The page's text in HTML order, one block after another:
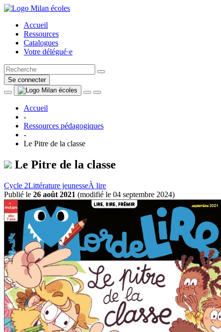
Accueil
Ressources
Catalogues
Votre délégué·e
Se connecter
Accueil
-
Ressources pédagogiques
-
Le Pitre de la classe
Le Pitre de la classe
Cycle 2Littérature jeunesseÀ lire
Publié le 26 août 2021 (modifié le 04 septembre 2024)